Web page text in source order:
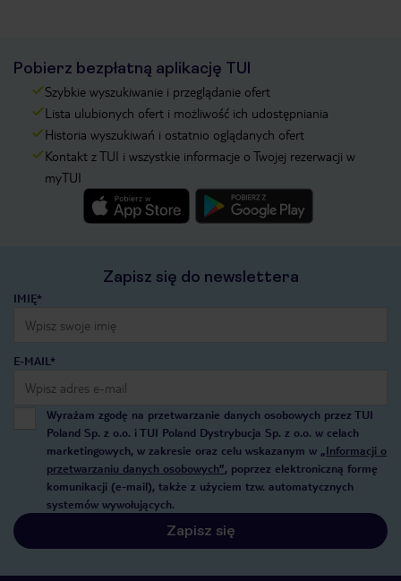
Pobierz bezpłatną aplikację TUI
Szybkie wyszukiwanie i przeglądanie ofert
Lista ulubionych ofert i możliwość ich udostępniania
Historia wyszukiwań i ostatnio oglądanych ofert
Kontakt z TUI i wszystkie informacje o Twojej rezerwacji w
myTUI
Zapisz się do newslettera
IMIĘ*
E-MAIL*
Wyrażam zgodę na przetwarzanie danych osobowych przez TUI
Poland Sp. z o.o. i TUI Poland Dystrybucja Sp. z o.o. w celach
marketingowych, w zakresie oraz celu wskazanym w „Informacji o
przetwarzaniu danych osobowych”, poprzez elektroniczną formę
komunikacji (e-mail), także z użyciem tzw. automatycznych
systemów wywołujących.
Zapisz się